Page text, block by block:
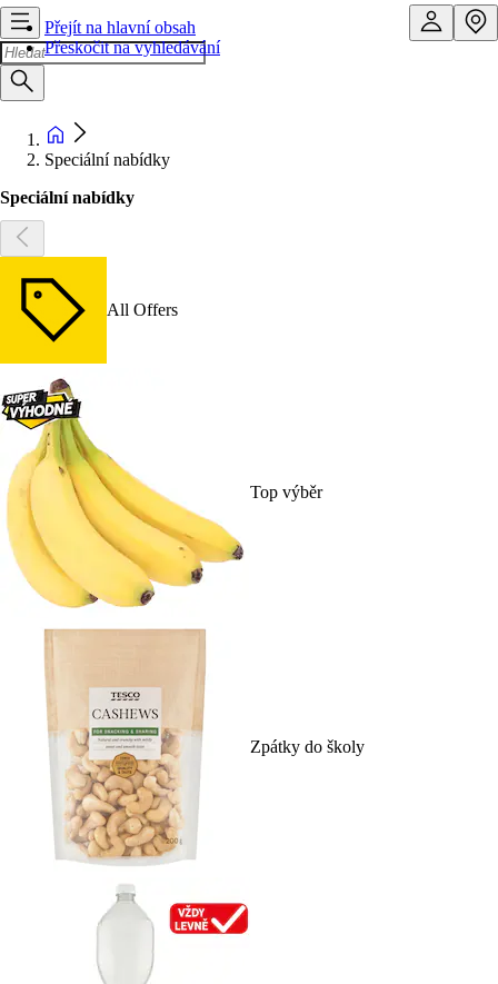
Přejít na hlavní obsah
Přeskočit na vyhledávání
Speciální nabídky
Speciální nabídky
All Offers
Top výběr
Zpátky do školy